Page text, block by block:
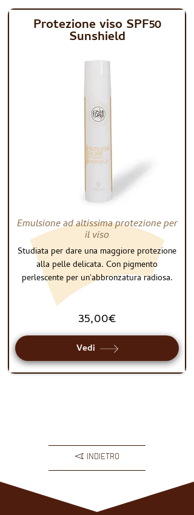
Protezione viso SPF50
Sunshield
Emulsione ad altissima protezione per
il viso
Studiata per dare una maggiore protezione
alla pelle delicata. Con pigmento
perlescente per un'abbronzatura radiosa.
35,00€
Vedi
INDIETRO